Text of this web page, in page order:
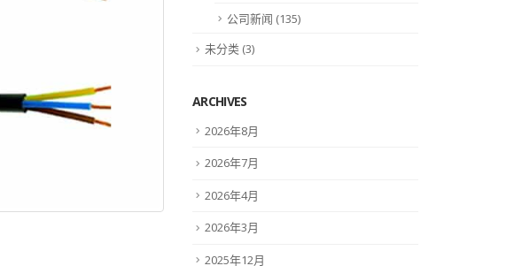
公司新闻 (135)
未分类 (3)
ARCHIVES
2026年8月
2026年7月
2026年4月
2026年3月
2025年12月